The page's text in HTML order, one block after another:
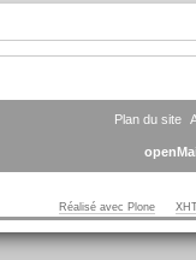
Plan du site
Réalisé avec Plone